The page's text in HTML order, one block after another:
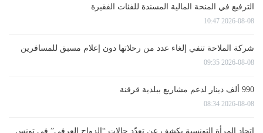
الترفيع في المنحة المالية المسندة للفئات الفقيرة
2026-08-08 10:47
شركة الملاحة تنفي إلغاء عدد من رحلاتها دون إعلام مسبق للمسافرين
2026-08-08 09:35
990 ألف دينار لدعم مشاريع ببلدية قرقنة
2026-08-08 08:34
اتحاد المرأة التونسية يكشف عن تعدّد حالات “الزواج العرفي” في تونس